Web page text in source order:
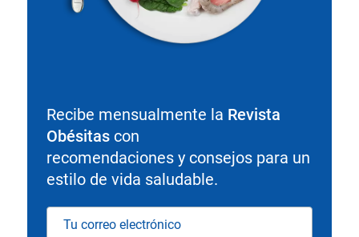
Recibe mensualmente la Revista
Obésitascon
recomendaciones y consejos para un
estilo de vida saludable.